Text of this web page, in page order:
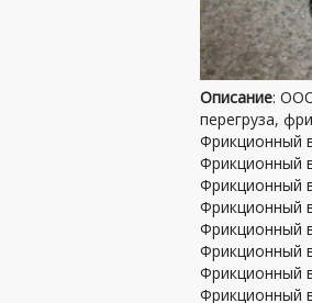
Описание:
перегруза,
Фрикционный
Фрикционный
Фрикционный
Фрикционный
Фрикционный
Фрикционный
Фрикционный
Фрикционный